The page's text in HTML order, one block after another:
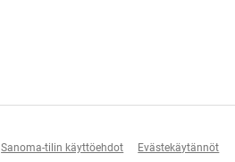
Sanoma-tilin käyttöehdot Evästekäytännöt